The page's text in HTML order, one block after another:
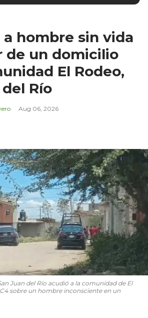
a hombre sin vida
de un domicilio
El Rodeo,
Río
Aug 06, 2026
Juan del Río acudió a la comunidad de El
sobre un hombre inconsciente en un